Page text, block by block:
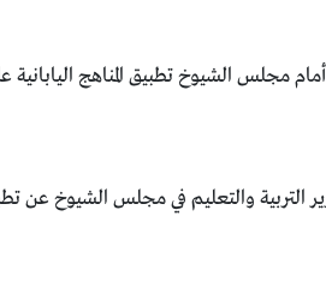
مجلس الشيوخ تطبيق المناهج اليابانية
والتعليم في مجلس الشيوخ عن